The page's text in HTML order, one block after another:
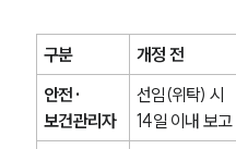
구분 개정 전
안전·
보건관리자
선임(위탁) 시
14일 이내 보고